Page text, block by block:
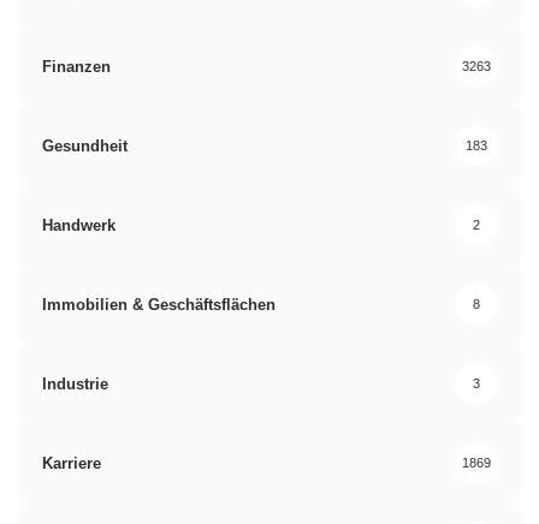
Finanzen 3263
Gesundheit 183
Handwerk 2
Immobilien & Geschäftsflächen 8
Industrie 3
Karriere 1869